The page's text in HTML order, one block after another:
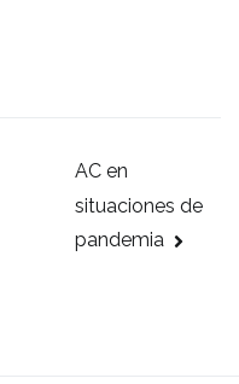
AC en
situaciones de
pandemia